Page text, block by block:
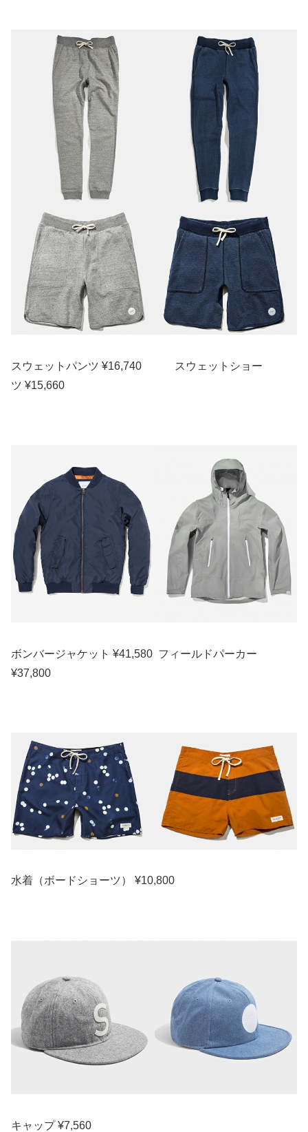
スウェットパンツ ¥16,740 スウェットショー
ツ ¥15,660
ボンバージャケット ¥41,580 フィールドパーカー
¥37,800
水着（ボードショーツ） ¥10,800
キャップ ¥7,560